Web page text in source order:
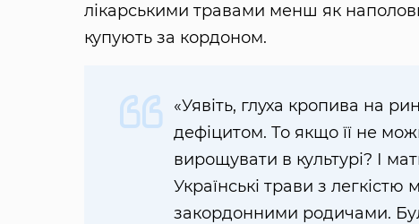
лікарськими травами менш як
купують за кордоном.
«Уявіть, глуха кропива на
дефіцитом. То якщо її не
вирощувати в культурі? І
Українські трави з легкістю
закордонними родичами.